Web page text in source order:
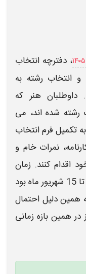
، دفترچه انتخاب
و انتخاب رشته به
هنر که
رشته شده اند، می
تکمیل فرمانتخاب
نمرات خام و
اقدام کنند. زمان
سال گذشته از 11 تا 15 شهریور ماه بود
به همین دلیل احتمال
در همین بازه زمانی